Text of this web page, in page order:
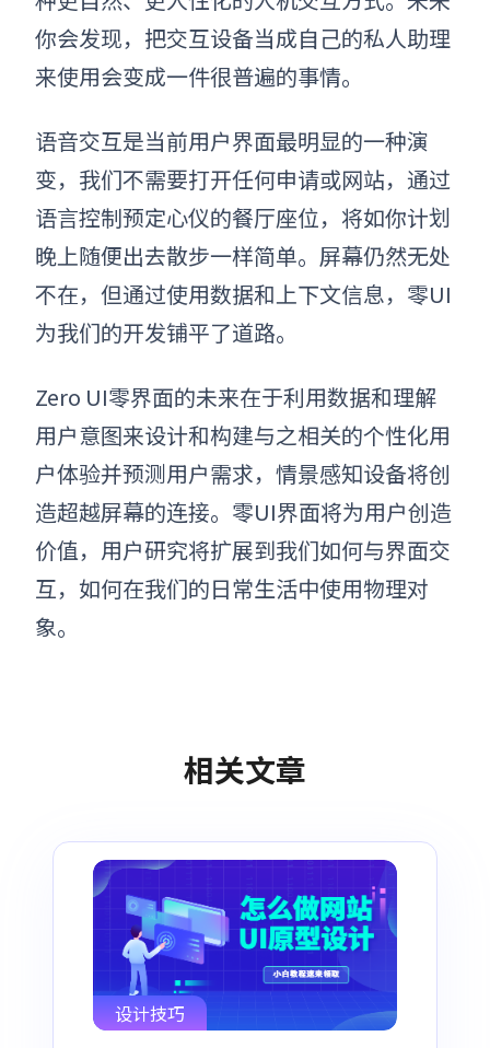
你会发现，把交互设备当成自己的私人助理
来使用会变成一件很普遍的事情。
语音交互是当前用户界面最明显的一种演
变，我们不需要打开任何申请或网站， 通过
语言控制预定心仪的餐厅座位，将如你计划
晚上随便出去散步一样简单。屏幕仍然无处
不在，但通过使用数据和上下文信息，零UI
为我们的开发铺平了道路。
Zero UI零界面的未来在于利用数据和理解
用户意图来设计和构建与之相关的个性化用
户体验并预测用户需求，情景感知设备将创
造超越屏幕的连接。零UI界面将为用户创造
价值，用户研究将扩展到我们如何与界面交
互，如何在我们的日常生活中使用物理对
象。
相关文章
设计技巧